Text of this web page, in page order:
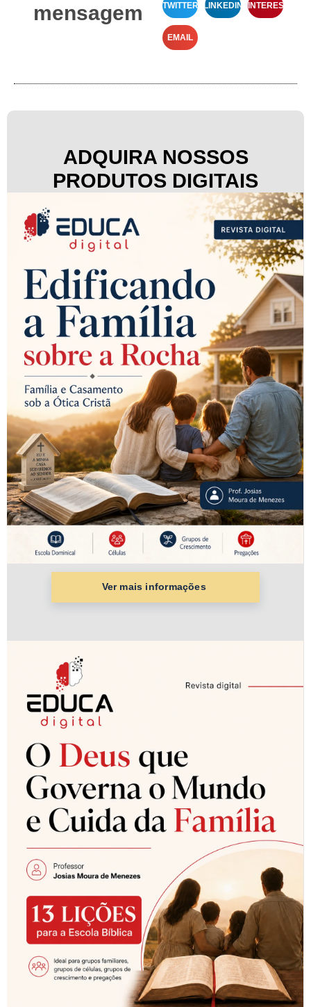
mensagem
TWITTER LINKEDIN PINTEREST
EMAIL
ADQUIRA NOSSOS
PRODUTOS DIGITAIS